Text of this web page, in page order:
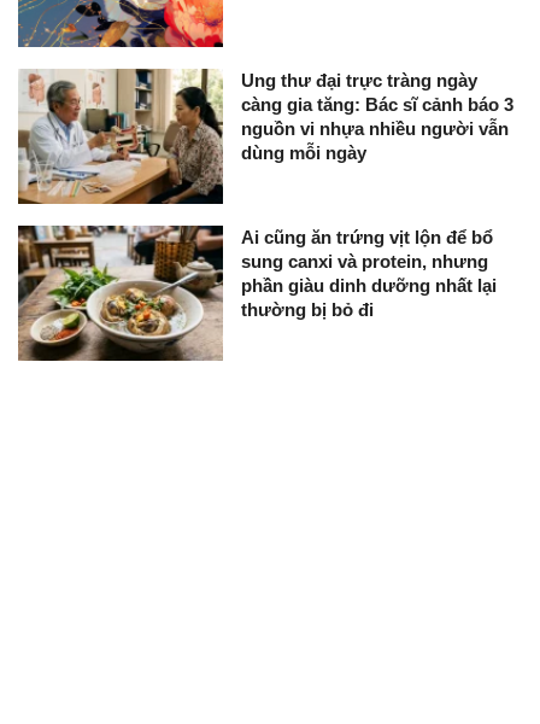
Ung thư đại trực tràng ngày
càng gia tăng: Bác sĩ cảnh báo 3
nguồn vi nhựa nhiều người vẫn
dùng mỗi ngày
Ai cũng ăn trứng vịt lộn để bổ
sung canxi và protein, nhưng
phần giàu dinh dưỡng nhất lại
thường bị bỏ đi